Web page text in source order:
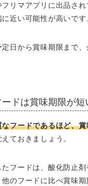
リマアプリに出品され
近い可能性が高いです
日から賞味期限まで
ドは賞味期限が短
なフードであるほど、
ておきましょう。
フードは、酸化防止
のフードに比べ賞味期